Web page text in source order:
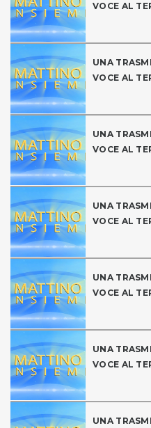
VOCE AL
UNA
VOCE AL
UNA
VOCE AL
UNA
VOCE AL
UNA
VOCE AL
UNA
VOCE AL
UNA